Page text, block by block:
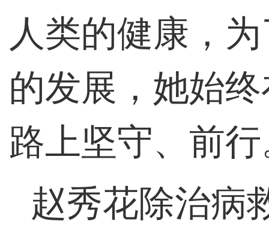
人类的健康，
的发展，她始
路上坚守、前
赵秀花除治病